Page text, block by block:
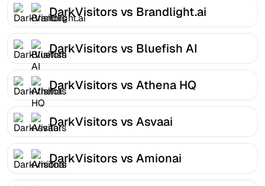
DarkVisitors vs Brandlight.ai
DarkVisitors vs Bluefish AI
DarkVisitors vs Athena HQ
DarkVisitors vs Asvaai
DarkVisitors vs Amionai